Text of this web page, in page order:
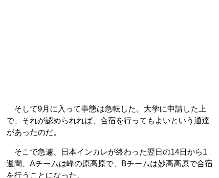
そして9月に入って事態は急転した。大学に申請した上
で、それが認められれば、合宿を行ってもよいという通達
があったのだ。
そこで急遽、日本インカレが終わった翌日の14日から1
週間、Aチームは峰の原高原で、Bチームは妙高高原で合宿
を行うことになった。